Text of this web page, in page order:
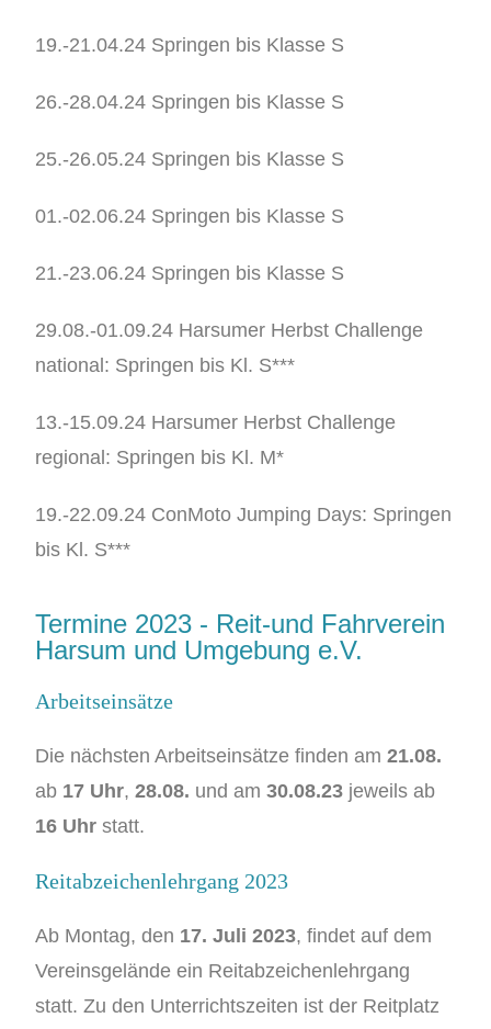
19.-21.04.24 Springen bis Klasse S
26.-28.04.24 Springen bis Klasse S
25.-26.05.24 Springen bis Klasse S
01.-02.06.24 Springen bis Klasse S
21.-23.06.24 Springen bis Klasse S
29.08.-01.09.24 Harsumer Herbst Challenge
national: Springen bis Kl. S***
13.-15.09.24 Harsumer Herbst Challenge
regional: Springen bis Kl. M*
19.-22.09.24 ConMoto Jumping Days: Springen
bis Kl. S***
Termine 2023 - Reit-und Fahrverein
Harsum und Umgebung e.V.
Arbeitseinsätze
Die nächsten Arbeitseinsätze finden am21.08.
ab 17 Uhr,28.08. und am30.08.23 jeweils ab
16 Uhr statt.
Reitabzeichenlehrgang 2023
Ab Montag, den 17. Juli 2023, findet auf dem
Vereinsgelände ein Reitabzeichenlehrgang
statt. Zu den Unterrichtszeiten ist der Reitplatz